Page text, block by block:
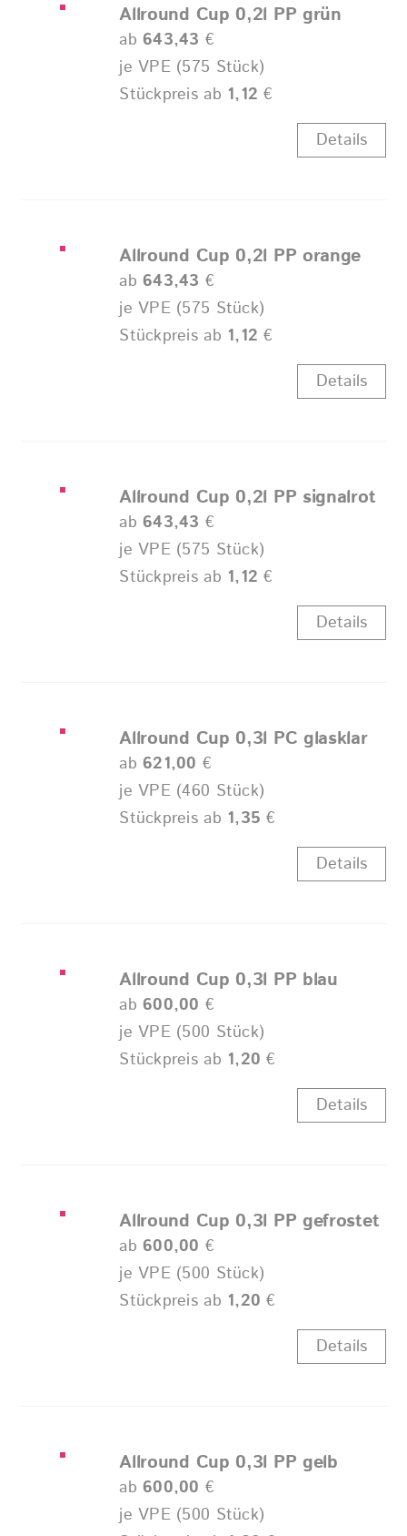
Allround Cup 0,2l PP grün
ab643,43 €
je VPE (575 Stück)
Stückpreis ab 1,12 €
Details
Allround Cup 0,2l PP orange
ab643,43 €
je VPE (575 Stück)
Stückpreis ab 1,12 €
Details
Allround Cup 0,2l PP signalrot
ab643,43 €
je VPE (575 Stück)
Stückpreis ab 1,12 €
Details
Allround Cup 0,3l PC glasklar
ab621,00 €
je VPE (460 Stück)
Stückpreis ab 1,35 €
Details
Allround Cup 0,3l PP blau
ab600,00 €
je VPE (500 Stück)
Stückpreis ab 1,20 €
Details
Allround Cup 0,3l PP gefrostet
ab600,00 €
je VPE (500 Stück)
Stückpreis ab 1,20 €
Details
Allround Cup 0,3l PP gelb
ab600,00 €
je VPE (500 Stück)